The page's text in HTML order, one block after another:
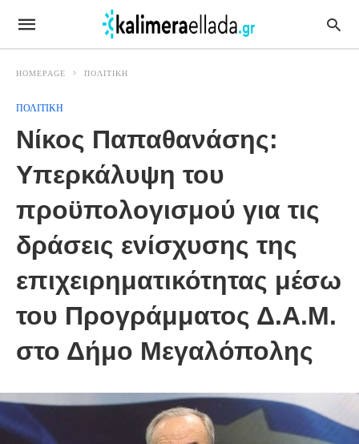
HOMEPAGE ΠΟΛΙΤΙΚΗ
ΠΟΛΙΤΙΚΗ
Νίκος Παπαθανάσης:
Υπερκάλυψη του
προϋπολογισμού για τις
δράσεις ενίσχυσης της
επιχειρηματικότητας μέσω
του Προγράμματος Δ.Α.Μ.
στο Δήμο Μεγαλόπολης